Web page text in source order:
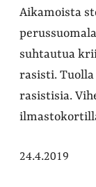
Aikamoista
suhtautua
rasisti.
rasistisia.
24.4.2019